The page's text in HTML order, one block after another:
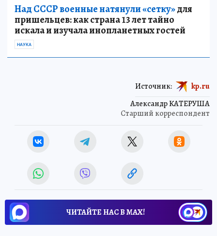
Над СССР военные натянули «сетку»для
пришельцев: как страна 13 лет тайно
искала и изучала инопланетных гостей
НАУКА
Александр КАТЕРУША
Старший корреспондент
Источник: kp.ru
ЧИТАЙТЕ НАС В МАХ!